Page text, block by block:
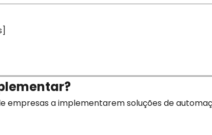
empresas a implementarem soluções de